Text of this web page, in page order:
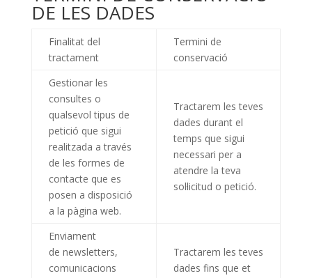
DE LES DADES
Finalitat del
tractament
Termini de
conservació
Gestionar les
consultes o
qualsevol tipus de
petició que sigui
realitzada a través
de les formes de
contacte que es
posen a disposició
a la pàgina web.
Tractarem les teves
dades durant el
temps que sigui
necessari per a
atendre la teva
sol·licitud o petició.
Enviament
de newsletters,
comunicacions
Tractarem les teves
dades fins que et